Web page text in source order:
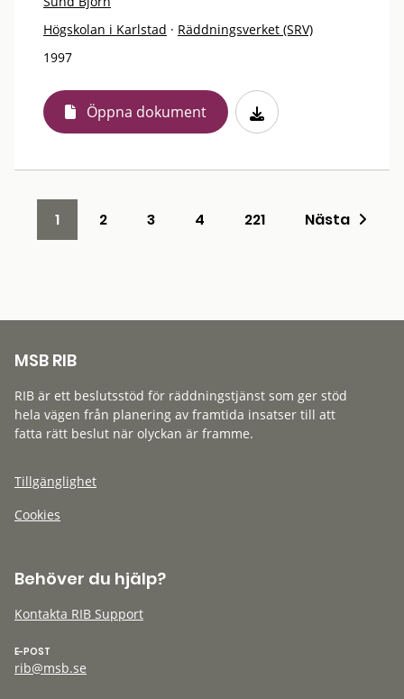
Högskolan i Karlstad · Räddningsverket (SRV)
1997
Öppna dokument
1 2 3 4 221 Nästa
MSB RIB
RIB är ett beslutsstöd för räddningstjänst som ger stöd
hela vägen från planering av framtida insatser till att
fatta rätt beslut när olyckan är framme.
Tillgänglighet
Cookies
Behöver du hjälp?
Kontakta RIB Support
E-POST
rib@msb.se